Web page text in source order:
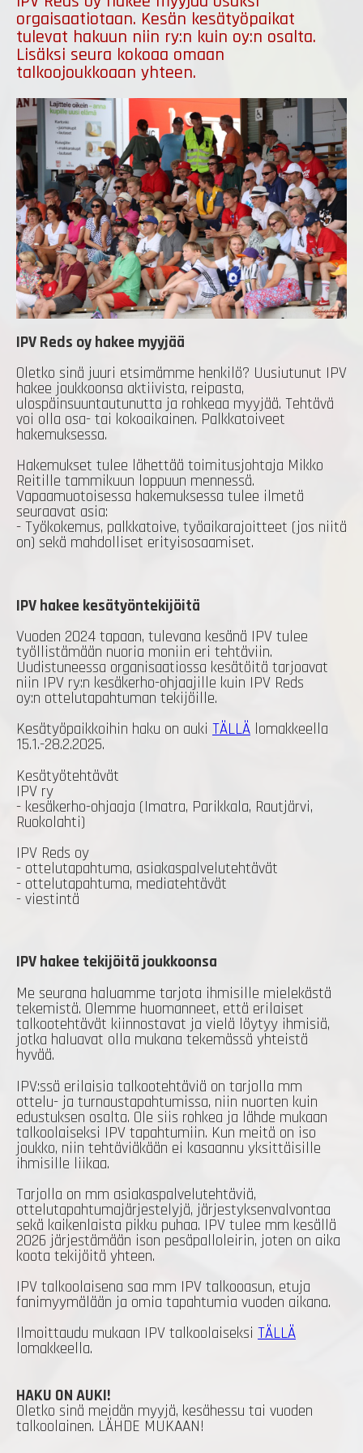
orgaisaatiotaan. Kesän kesätyöpaikat
tulevat hakuun niin ry:n kuin oy:n osalta.
Lisäksi seura kokoaa omaan
talkoojoukkoaan yhteen.
IPV Reds oy hakee myyjää
Oletko sinä juuri etsimämme henkilö? Uusiutunut IPV
hakee joukkoonsa aktiivista, reipasta,
ulospäinsuuntautunutta ja rohkeaa myyjää. Tehtävä
voi olla osa- tai kokoaikainen. Palkkatoiveet
hakemuksessa.
Hakemukset tulee lähettää toimitusjohtaja Mikko
Reitille tammikuun loppuun mennessä.
Vapaamuotoisessa hakemuksessa tulee ilmetä
seuraavat asia:
- Työkokemus, palkkatoive, työaikarajoitteet (jos niitä
on) sekä mahdolliset erityisosaamiset.
IPV hakee kesätyöntekijöitä
Vuoden 2024 tapaan, tulevana kesänä IPV tulee
työllistämään nuoria moniin eri tehtäviin.
Uudistuneessa organisaatiossa kesätöitä tarjoavat
niin IPV ry:n kesäkerho-ohjaajille kuin IPV Reds
oy:n ottelutapahtuman tekijöille.
Kesätyöpaikkoihin haku on auki TÄLLÄ lomakkeella
15.1.-28.2.2025.
Kesätyötehtävät
IPV ry
- kesäkerho-ohjaaja (Imatra, Parikkala, Rautjärvi,
Ruokolahti)
IPV Reds oy
- ottelutapahtuma, asiakaspalvelutehtävät
- ottelutapahtuma, mediatehtävät
- viestintä
IPV hakee tekijöitä joukkoonsa
Me seurana haluamme tarjota ihmisille mielekästä
tekemistä. Olemme huomanneet, että erilaiset
talkootehtävät kiinnostavat ja vielä löytyy ihmisiä,
jotka haluavat olla mukana tekemässä yhteistä
hyvää.
IPV:ssä erilaisia talkootehtäviä on tarjolla mm
ottelu- ja turnaustapahtumissa, niin nuorten kuin
edustuksen osalta. Ole siis rohkea ja lähde mukaan
talkoolaiseksi IPV tapahtumiin. Kun meitä on iso
joukko, niin tehtäviäkään ei kasaannu yksittäisille
ihmisille liikaa.
Tarjolla on mm asiakaspalvelutehtäviä,
ottelutapahtumajärjestelyjä, järjestyksenvalvontaa
sekä kaikenlaista pikku puhaa. IPV tulee mm kesällä
2026 järjestämään ison pesäpalloleirin, joten on aika
koota tekijöitä yhteen.
IPV talkoolaisena saa mm IPV talkooasun, etuja
fanimyymälään ja omia tapahtumia vuoden aikana.
Ilmoittaudu mukaan IPV talkoolaiseksi TÄLLÄ
lomakkeella.
HAKU ON AUKI!
Oletko sinä meidän myyjä, kesähessu tai vuoden
talkoolainen. LÄHDE MUKAAN!